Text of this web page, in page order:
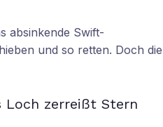
absinkende Swift-
und so retten. Doch die
Loch zerreißt Stern